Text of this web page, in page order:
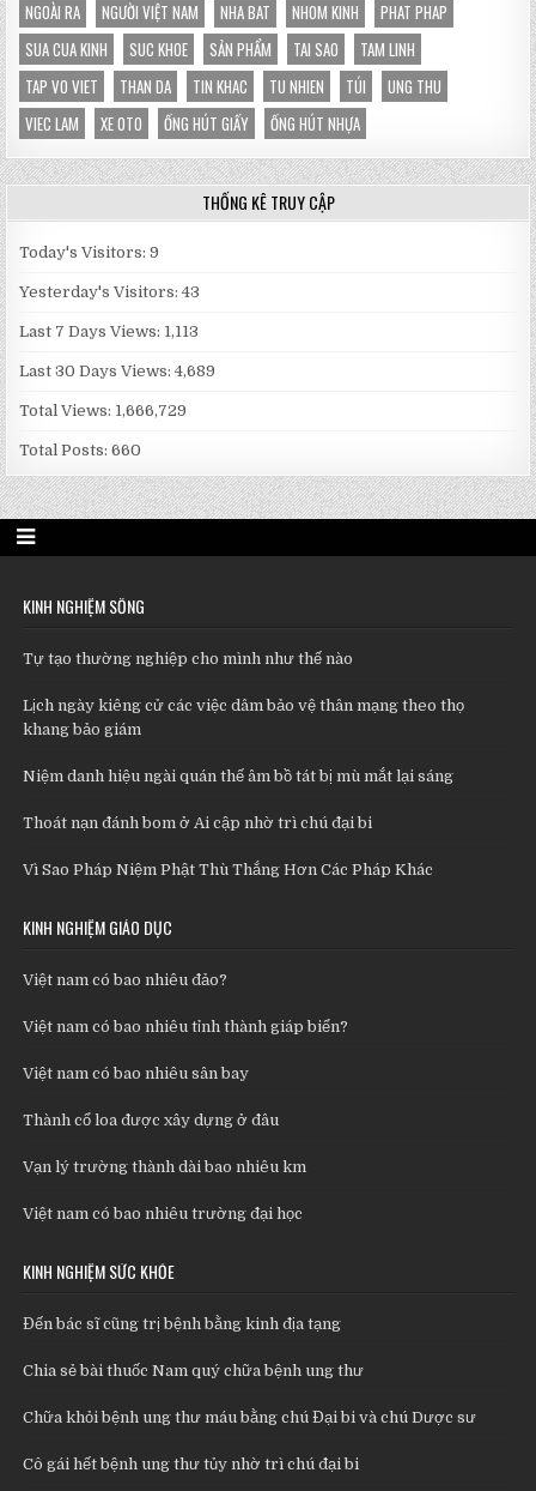
NGOÀI RA
NGƯỜI VIỆT NAM NHA BAT NHOM KINH
PHAT PHAP
SUA CUA KINH
SUC KHOE SẢN PHẨM TAI SAO
TAM LINH
TAP VO VIET
THAN DA TIN KHAC TU NHIEN TÚI
UNG THU
VIEC LAM
XE OTO ỐNG HÚT GIẤY ỐNG HÚT NHỰA
THỐNG KÊ TRUY CẬP
Today's Visitors:9
Yesterday's Visitors:43
Last 7 Days Views: 1,113
Last 30 Days Views:4,689
Total Views: 1,666,729
Total Posts:660
KINH NGHIỆM SỐNG
Tự tạo thường nghiệp cho mình như thế nào
Lịch ngày kiêng cử các việc dâm bảo vệ thân mạng theo thọ
khang bảo giám
Niệm danh hiệu ngài quán thế âm bồ tát bị mù mắt lại sáng
Thoát nạn đánh bom ở Ai cập nhờ trì chú đại bi
Vì Sao Pháp Niệm Phật Thù Thắng Hơn Các Pháp Khác
KINH NGHIỆM GIÁO DỤC
Việt nam có bao nhiêu đảo?
Việt nam có bao nhiêu tỉnh thành giáp biển?
Việt nam có bao nhiêu sân bay
Thành cổ loa được xây dựng ở đâu
Vạn lý trường thành dài bao nhiêu km
Việt nam có bao nhiêu trường đại học
KINH NGHIỆM SỨC KHỎE
Đến bác sĩ cũng trị bệnh bằng kinh địa tạng
Chia sẻ bài thuốc Nam quý chữa bệnh ung thư
Chữa khỏi bệnh ung thư máu bằng chú Đại bi và chú Dược sư
Cô gái hết bệnh ung thư tủy nhờ trì chú đại bi